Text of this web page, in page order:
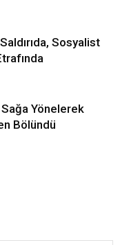
Sosyalist
Yönelerek
Bölündü